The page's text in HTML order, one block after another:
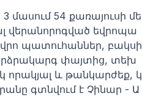
մասում 54 քառայուսի մե
վերանորոգված եվրոպա
պատուհաններ, բակսի
փայտից, տեխ
որակյալ և թանկարժեք, կ
գտնվում է Չինար - Ա